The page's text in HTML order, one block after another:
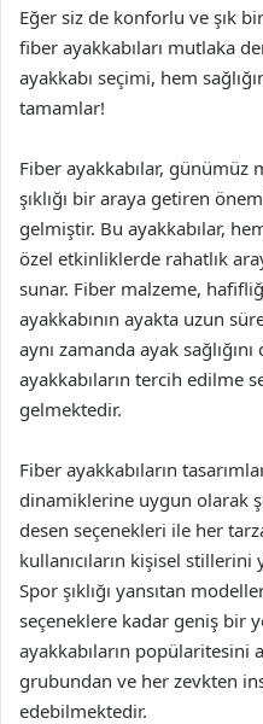
Eğer siz de konforlu ve şık
fiber ayakkabıları mutlaka
ayakkabı seçimi, hem
tamamlar!
Fiber ayakkabılar, günümüz
şıklığı bir araya getiren
gelmiştir. Bu ayakkabılar,
özel etkinliklerde rahatlık
sunar. Fiber malzeme,
ayakkabının ayakta uzun
aynı zamanda ayak
ayakkabıların tercih edilme
gelmektedir.
Fiber ayakkabıların
dinamiklerine uygun olarak
desen seçenekleri ile her
kullanıcıların kişisel stillerini
Spor şıklığı yansıtan
seçeneklere kadar geniş bir
ayakkabıların popülaritesini
grubundan ve her zevkten
edebilmektedir.